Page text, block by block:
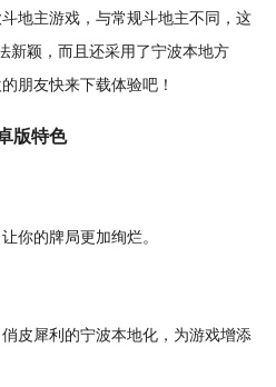
地主游戏，与常规斗地主不同，这
新颖，而且还采用了宁波本地方
朋友快来下载体验吧！
版特色
你的牌局更加绚烂。
皮犀利的宁波本地化，为游戏增添